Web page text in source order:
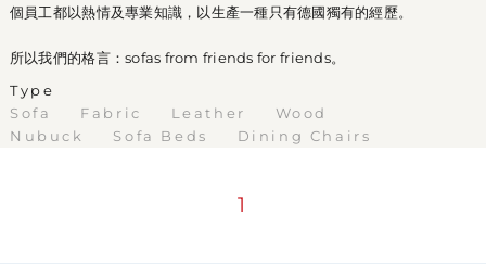
個員工都以熱情及專業知識，以生產一種只有德國獨有的經歷。
所以我們的格言：sofas from friends for friends。
Type
Sofa
Fabric Leather
Wood
Nubuck
Sofa Beds Dining Chairs
1